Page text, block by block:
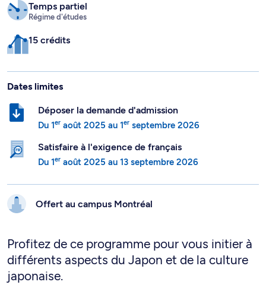
Temps partiel
Régime d'études
15 crédits
Dates limites
Déposer la demande d'admission
Du 1er août 2025 au 1er septembre 2026
Satisfaire à l'exigence de français
Du 1er août 2025 au 13 septembre 2026
Offert au campus Montréal
Profitez de ce programme pour vous initier à
différents aspects du Japon et de la culture
japonaise.